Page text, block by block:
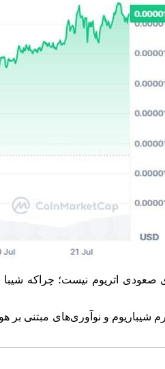
شیباریوم و نوآوری‌های مبتنی بر